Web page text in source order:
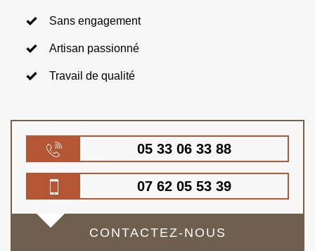
Sans engagement
Artisan passionné
Travail de qualité
05 33 06 33 88
07 62 05 53 39
CONTACTEZ-NOUS